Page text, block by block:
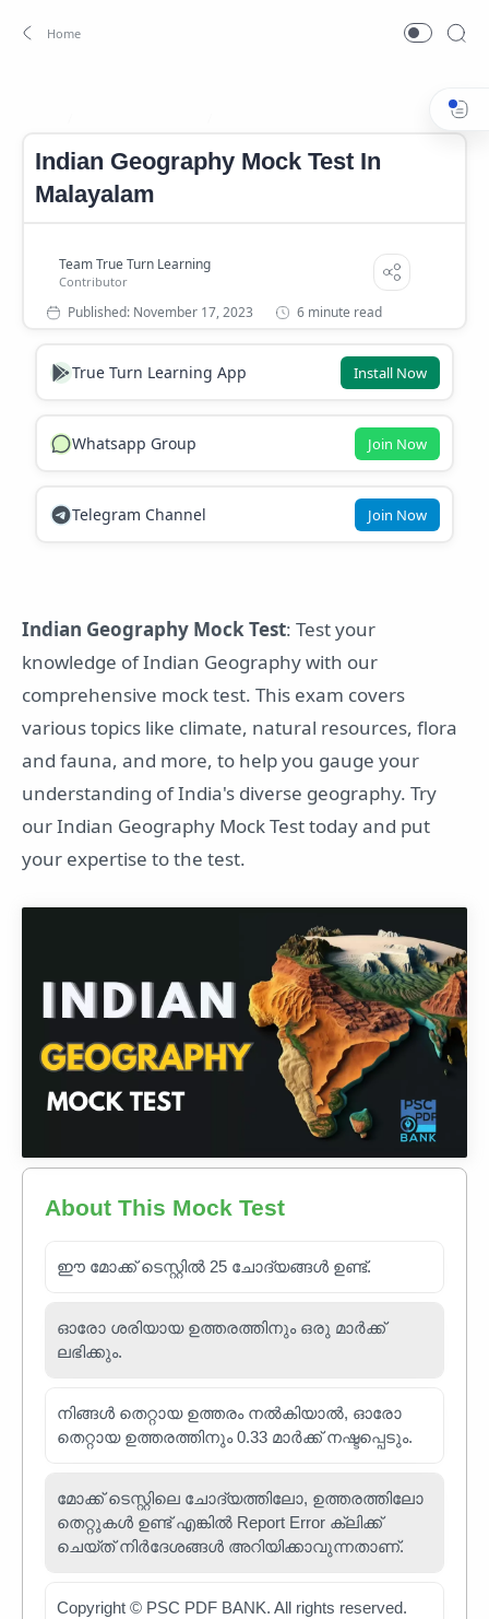
Indian Geography Mock Test In
Malayalam
6 minute read
True Turn Learning App Install Now
Whatsapp Group Join Now
Telegram Channel Join Now
Indian Geography Mock Test: Test your
knowledge of Indian Geography with our
comprehensive mock test. This exam covers
various topics like climate, natural resources, flora
and fauna, and more, to help you gauge your
understanding of India's diverse geography. Try
our Indian Geography Mock Test today and put
your expertise to the test.
About This Mock Test
ഈ മോക്ക് ടെസ്റ്റിൽ 25 ചോദ്യങ്ങൾ ഉണ്ട്.
ഓരോ ശരിയായ ഉത്തരത്തിനും ഒരു മാർക്ക്
ലഭിക്കും.
നിങ്ങൾ തെറ്റായ ഉത്തരം നൽകിയാൽ, ഓരോ
തെറ്റായ ഉത്തരത്തിനും 0.33 മാർക്ക് നഷ്ടപ്പെടും.
മോക്ക് ടെസ്റ്റിലെ ചോദ്യത്തിലോ, ഉത്തരത്തിലോ
തെറ്റുകൾ ഉണ്ട് എങ്കിൽ Report Error ക്ലിക്ക്
ചെയ്ത് നിർദേശങ്ങൾ അറിയിക്കാവുന്നതാണ്.
Copyright © PSC PDF BANK. All rights reserved.